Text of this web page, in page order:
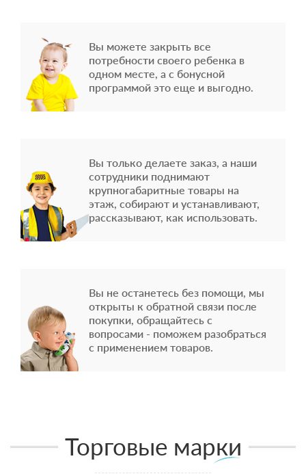
Вы можете закрыть все
потребности своего ребенка в
одном месте, а с бонусной
программой это еще и выгодно.
Вы только делаете заказ, а наши
сотрудники поднимают
крупногабаритные товары на
этаж, собирают и устанавливают,
рассказывают, как использовать.
Вы не останетесь без помощи, мы
открыты к обратной связи после
покупки, обращайтесь с
вопросами - поможем разобраться
с применением товаров.
Торговые марки